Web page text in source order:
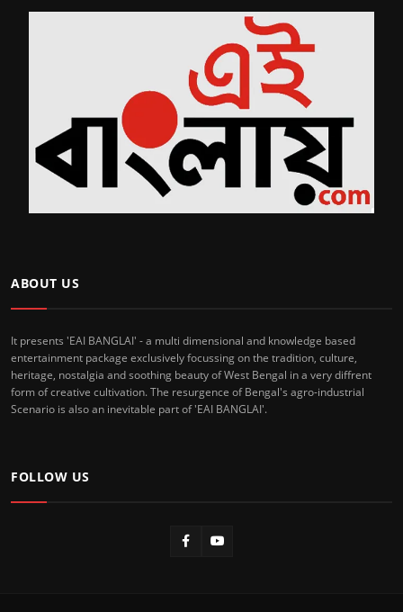
ABOUT US
It presents 'EAI BANGLAI' - a multi dimensional and knowledge based
entertainment package exclusively focussing on the tradition, culture,
heritage, nostalgia and soothing beauty of West Bengal in a very diffrent
form of creative cultivation. The resurgence of Bengal's agro-industrial
Scenario is also an inevitable part of 'EAI BANGLAI'.
FOLLOW US